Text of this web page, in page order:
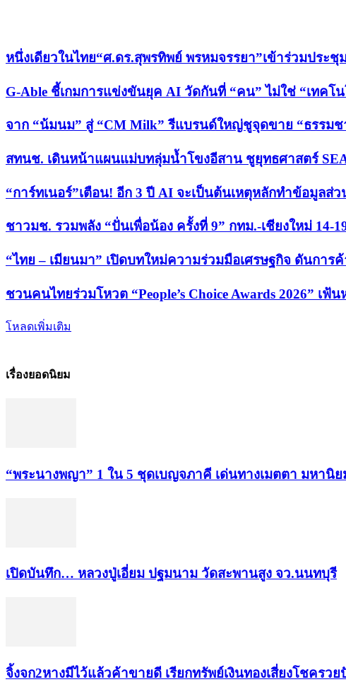
หนึ่งเดียวในไทย“ศ.ดร.สุพรทิพย์ พรหมจรรยา”เข้าร่วมป
G-Able ชี้เกมการแข่งขันยุค AI วัดกันที่ “คน” ไม่ใช่ “เทคโ
จาก “น้มนม” สู่ “CM Milk” รีแบรนด์ใหญ่ชูจุดขาย “ธรรม
สทนช. เดินหน้าแผนแม่บทลุ่มน้ำโขงอีสาน ชูยุทธศาสตร์
“การ์ทเนอร์”เตือน! อีก 3 ปี AI จะเป็นต้นเหตุหลักทำข้อมูลส่
ชาวมช. รวมพลัง “ปั่นเพื่อน้อง ครั้งที่ 9” กทม.-เชียงใหม่
“ไทย – เมียนมา” เปิดบทใหม่ความร่วมมือเศรษฐกิจ ดันก
ชวนคนไทยร่วมโหวต “People’s Choice Awards 2026” เฟ้
โหลดเพิ่มเติม
เรื่องยอดนิยม
“พระ​นาง​พญา” 1 ใน 5​ ชุดเบญจ​ภาคี​ เด่นทางเมตตา​ มหา​นิ
เปิดบันทึก… หลวงปู่เอี่ยม ​ปฐม​นาม​ วัดสะพานสูง​ จว.นนทบุรี
จิ้งจก​2​หาง​มีไว้แล้ว​ค้าขาย​ดี​ เรียก​ทรัพย์เงินทอง​เสี่ยงโชค​รวย